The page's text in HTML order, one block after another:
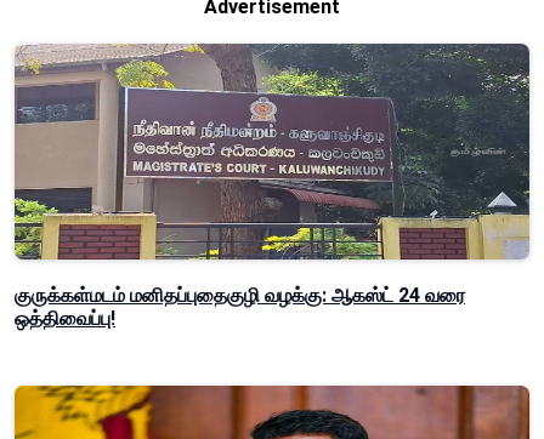
Advertisement
குருக்கள்மடம் மனிதப்புதைகுழி வழக்கு: ஆகஸ்ட் 24 வரை
ஒத்திவைப்பு!